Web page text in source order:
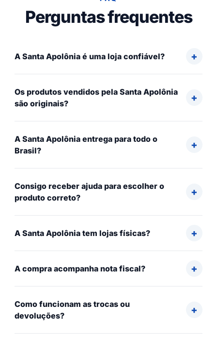
Perguntas frequentes
A Santa Apolônia é uma loja confiável?
Os produtos vendidos pela Santa Apolônia
são originais?
A Santa Apolônia entrega para todo o
Brasil?
Consigo receber ajuda para escolher o
produto correto?
A Santa Apolônia tem lojas físicas?
A compra acompanha nota fiscal?
Como funcionam as trocas ou
devoluções?